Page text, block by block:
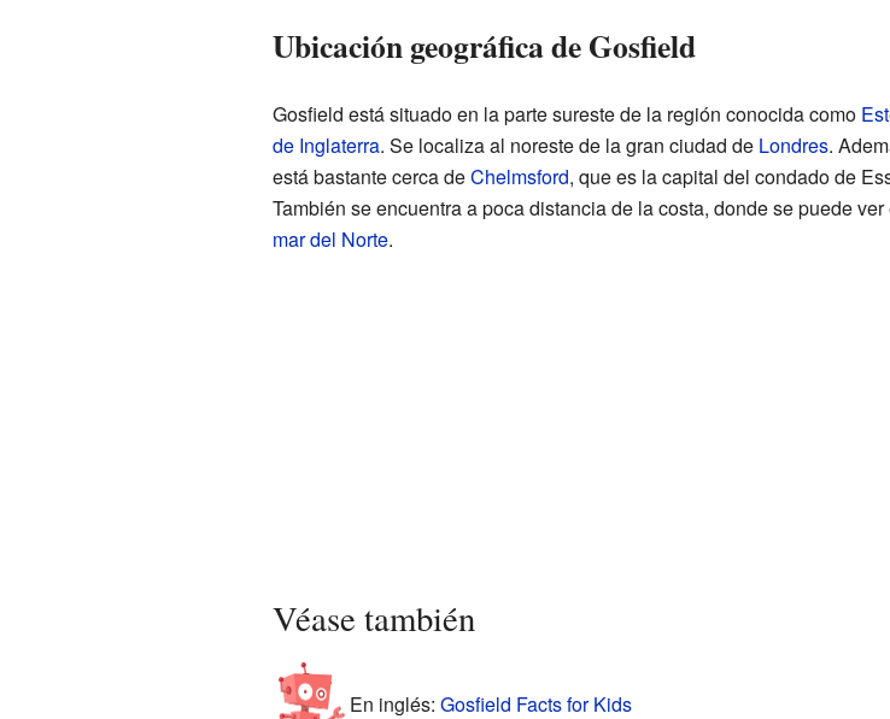
Ubicación geográfica de Gosfield
Gosfield está situado en la parte sureste de la región conocida como
de Inglaterra. Se localiza al noreste de la gran ciudad de Londres.
está bastante cerca deChelmsford, que es la capital del condado de
También se encuentra a poca distancia de la costa, donde se puede ver
mar del Norte.
Véase también
En inglés: Gosfield Facts for Kids